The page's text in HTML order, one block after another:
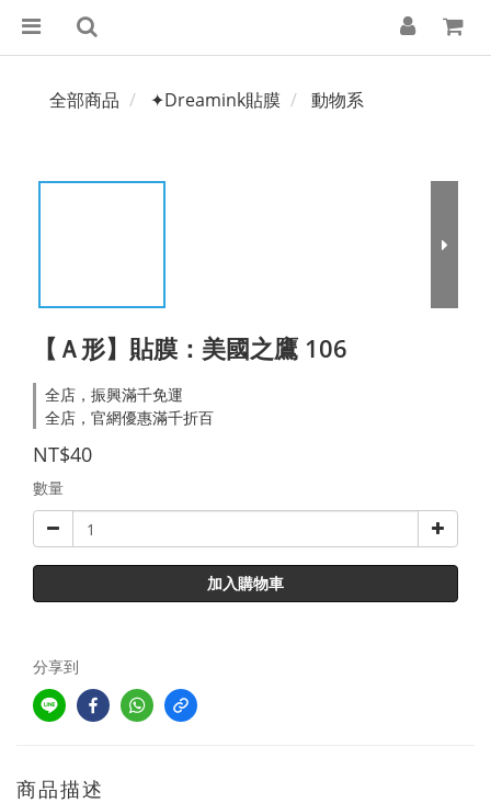
全部商品 ✦Dreamink貼膜 動物系
【Ａ形】貼膜：美國之鷹 106
全店，振興滿千免運
全店，官網優惠滿千折百
NT$40
數量
加入購物車
分享到
商品描述